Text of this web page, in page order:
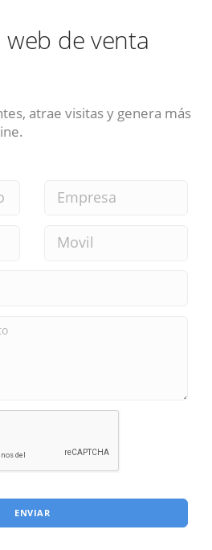
de venta
atrae visitas y genera más
ENVIAR